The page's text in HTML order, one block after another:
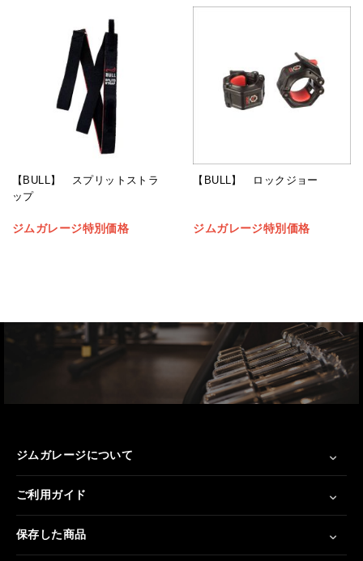
【BULL】 スプリットストラ
ップ
ジムガレージ特別価格
【BULL】 ロックジョー
ジムガレージ特別価格
ジムガレージについて
ご利用ガイド
保存した商品